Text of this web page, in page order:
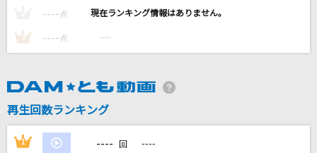
I LOVE...
Official髭男dism
Official髭男dism
---- 点 ----
3 ---- 点 ----
再生回数ランキング
1 ---- 回 ----